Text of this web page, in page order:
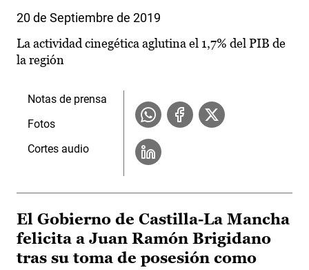
20 de Septiembre de 2019
La actividad cinegética aglutina el 1,7% del PIB de
la región
Notas de prensa
Fotos
Cortes audio
El Gobierno de Castilla-La Mancha
felicita a Juan Ramón Brigidano
tras su toma de posesión como